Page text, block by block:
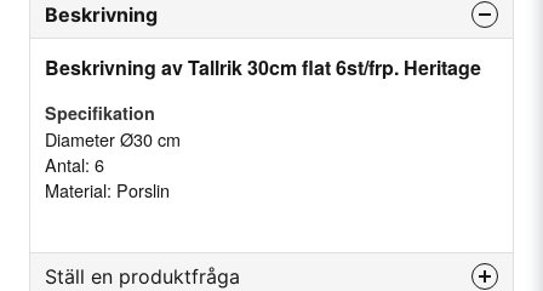
Beskrivning
Beskrivning av Tallrik 30cm flat 6st/frp. Heritage
Specifikation
Diameter Ø30 cm
Antal: 6
Material: Porslin
Ställ en produktfråga